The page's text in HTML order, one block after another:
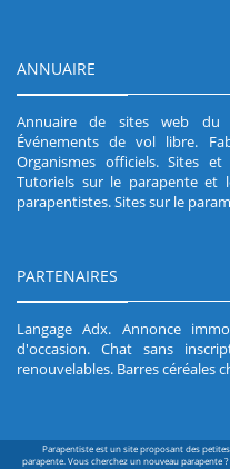
ANNUAIRE
Annuaire de sites web du
Événements de vol libre.
Organismes officiels.Sites et
Tutoriels sur le parapente et
parapentistes.Sites sur le
PARTENAIRES
Langage Adx. Annonce
d'occasion.Chat sans
renouvelables. Barres céréales
Parapentiste est un site proposant des
parapente. Vous cherchez un nouveau parapente